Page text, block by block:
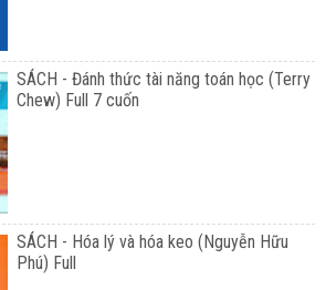
SÁCH - Đánh thức tài năng toán học (Terry
Chew) Full 7 cuốn
SÁCH - Hóa lý và hóa keo (Nguyễn Hữu
Phú) Full